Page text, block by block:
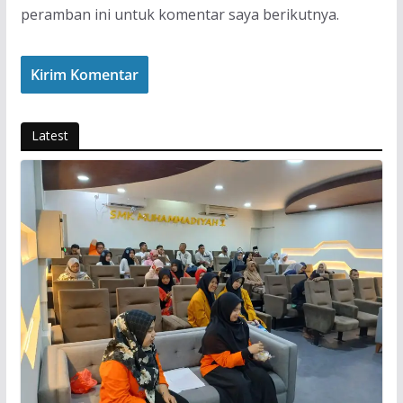
peramban ini untuk komentar saya berikutnya.
Latest